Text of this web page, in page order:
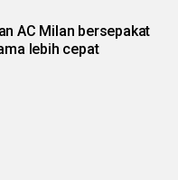
AC Milan bersepakat
lebih cepat